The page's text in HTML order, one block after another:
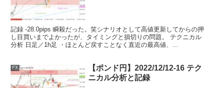
記録 -28.0pips 瞬殺だった。笑シナリオとして高値更新してからの押
し目買いまでよかったが、タイミングと損切りの問題。 テクニカル
分析 日足／1h足 ・ほとんど戻すことなく直近の最高値、...
FX
【ポンド円】2022/12/12-16 テク
ニカル分析と記録